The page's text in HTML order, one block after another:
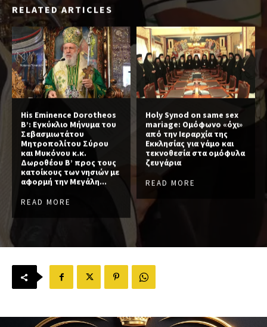
RELATED ARTICLES
His Eminence Dorotheos
B’: Εγκύκλιο Μήνυμα του
Σεβασμιωτάτου
Μητροπολίτου Σύρου
και Μυκόνου κ.κ.
Δωροθέου Β’ προς τους
κατοίκους των νησιών με
αφορμή την Μεγάλη...
READ MORE
Holy Synod on same sex
mariage: Ομόφωνο «όχι»
από την Ιεραρχία της
Εκκλησίας για γάμο και
τεκνοθεσία στα ομόφυλα
ζευγάρια
READ MORE